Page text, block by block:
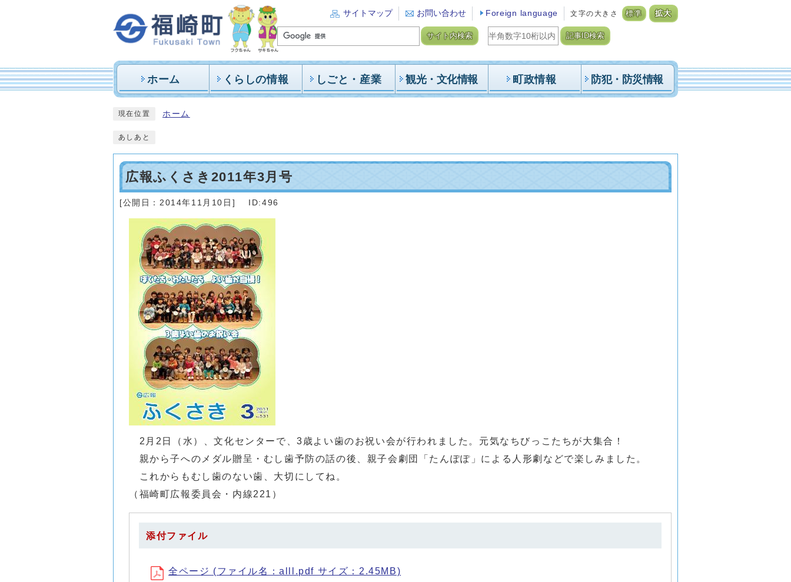
サイトマップ お問い合わせ Foreign language 文字の大きさ 標準 拡大
サイト内検索 記事ID検索
ホーム くらしの情報 しごと・産業 観光・文化情報 町政情報 防犯・防災情報
現在位置 ホーム
あしあと
広報ふくさき2011年3月号
[公開日： 2014年11月10日 ] ID:496
2月2日（水）、文化センターで、3歳よい歯のお祝い会が行われました。元気なちびっこたちが大集合！
親から子へのメダル贈呈・むし歯予防の話の後、親子会劇団「たんぽぽ」による人形劇などで楽しみました。
これからもむし歯のない歯、大切にしてね。
（福崎町広報委員会・内線221）
添付ファイル
全ページ (ファイル名：alll.pdf サイズ：2.45MB)